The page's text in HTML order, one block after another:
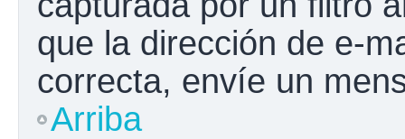
que la dirección de e-
correcta, envíe un
Arriba